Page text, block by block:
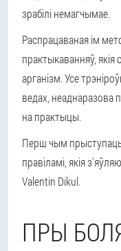
зрабілі немагчымае.
Распрацаваная ім
практыкаванняў,
арганізм. Усе
ведах, неаднаразова
на практыцы.
Перш чым прыступаць
правіламі, якія
Valentin Dikul.
ПРЫ